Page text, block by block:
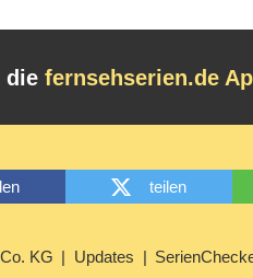
die fernsehserien.de
teilen
KG Updates